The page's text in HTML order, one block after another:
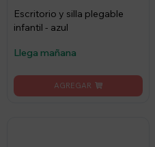
Escritorio y silla plegable
infantil - azul
Llega mañana